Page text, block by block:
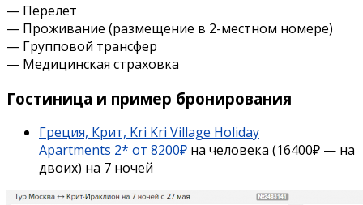
— Перелет
— Проживание (размещение в 2-местном номере)
— Групповой трансфер
— Медицинская страховка
Гостиница и пример бронирования
Греция, Крит, Kri Kri Village Holiday
Apartments 2* от 8200₽ на человека (16400₽ — на
двоих) на 7 ночей